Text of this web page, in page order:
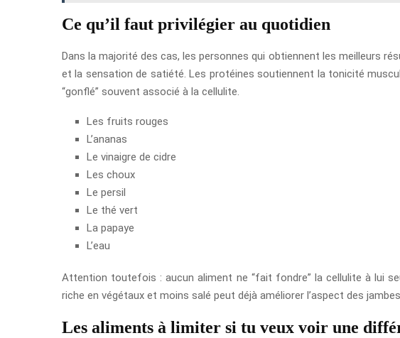
Ce qu’il faut privilégier au quotidien
Dans la majorité des cas, les personnes qui obtiennent les meilleurs
et la sensation de satiété. Les protéines soutiennent la tonicité
“gonflé” souvent associé à la cellulite.
Les fruits rouges
L’ananas
Le vinaigre de cidre
Les choux
Le persil
Le thé vert
La papaye
L’eau
Attention toutefois : aucun aliment ne “fait fondre” la cellulite à lui
riche en végétaux et moins salé peut déjà améliorer l’aspect des
Les aliments à limiter si tu veux voir une